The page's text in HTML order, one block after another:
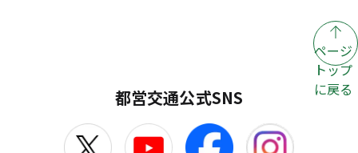
ページ
トップ
に戻る
都営交通公式SNS